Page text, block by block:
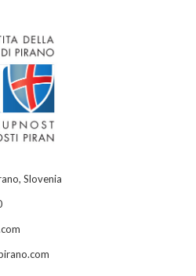
Slovenia